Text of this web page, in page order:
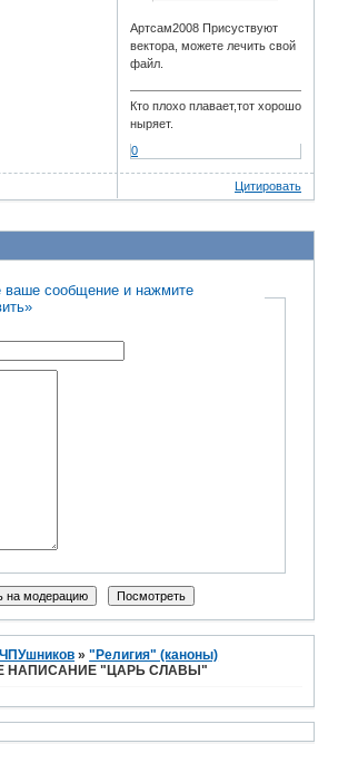
Артсам2008 Присуствуют
вектора, можете лечить свой
файл.
Кто плохо плавает,тот хорошо
ныряет.
0
Цитировать
ваше сообщение и нажмите
»"Религия" (каноны)
НАПИСАНИЕ "ЦАРЬ СЛАВЫ"